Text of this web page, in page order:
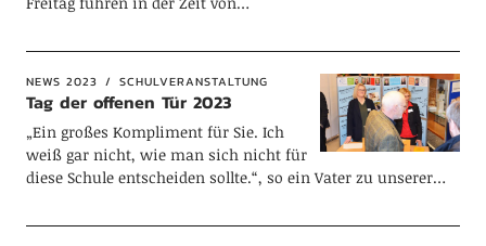
NEWS 2023 SCHULVERANSTALTUNG
Tag der offenen Tür 2023
„Ein großes Kompliment für Sie. Ich
weiß gar nicht, wie man sich nicht für
diese Schule entscheiden sollte.“, so ein Vater zu unserer…